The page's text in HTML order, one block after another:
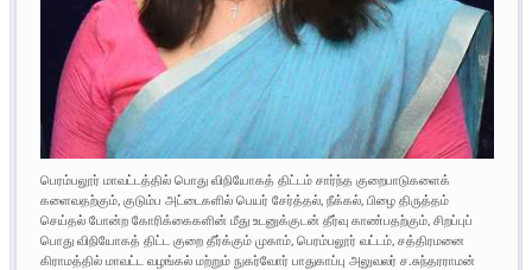
பெரம்பலூர் மாவட்டத்தில் பொது விநியோகத் திட்டம் சார்ந்த குறைபாடுகளைக்
களைவதற்கும், குடும்ப அட்டைகளில் பெயர் சேர்த்தல், நீக்கல், பிழை திருத்தம்
செய்தல் போன்ற கோரிக்கைகளின் மீது உடனுக்குடன் தீர்வு காண்பதற்கும், சிறப்புப்
பொது விநியோகத் திட்ட குறை தீர்க்கும் முகாம், பெரம்பலூர் வட்டம், சத்திரமனை
கிராமத்தில் மாவட்ட வழங்கல் மற்றும் நுகர்வோர் பாதுகாப்பு அலுவலர் ச.சுந்தரராமன்